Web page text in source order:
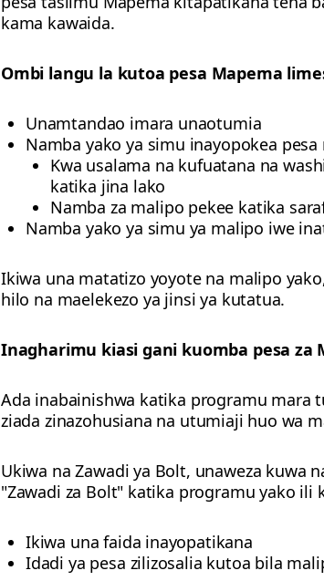
kama kawaida.
Ombi langu la kutoa pesa Mapema
Unamtandao imara unaotumia
Namba yako ya simu inayopokea pesa
Kwa usalama na kufuatana na
katika jina lako
Namba za malipo pekee katika
Namba yako ya simu ya malipo iwe
Ikiwa una matatizo yoyote na malipo
hilo na maelekezo ya jinsi ya kutatua.
Inagharimu kiasi gani kuomba pesa za
Ada inabainishwa katika programu mara
ziada zinazohusiana na utumiaji huo wa
Ukiwa na Zawadi ya Bolt, unaweza kuwa
"Zawadi za Bolt" katika programu yako ili
Ikiwa una faida inayopatikana
Idadi ya pesa zilizosalia kutoa bila